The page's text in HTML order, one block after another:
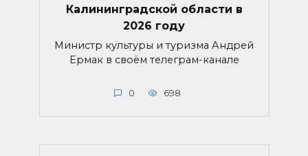
Калининградской области в
2026 году
Министр культуры и туризма Андрей
Ермак в своём телеграм-канале
0 698